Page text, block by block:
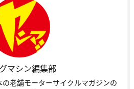
マシン編集部
老舗モーターサイクルマガジンの